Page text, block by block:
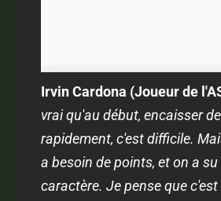
Irvin Cardona (Joueur de
vrai qu'au début, encaisser
rapidement, c'est difficile.
a besoin de points, et on a
caractère. Je pense que c'est